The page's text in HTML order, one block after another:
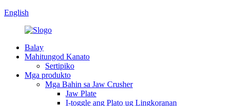
English
Balay
Mahitungod Kanato
Sertipiko
Mga produkto
Mga Bahin sa Jaw Crusher
Jaw Plate
I-toggle ang Plato ug Lingkoranan